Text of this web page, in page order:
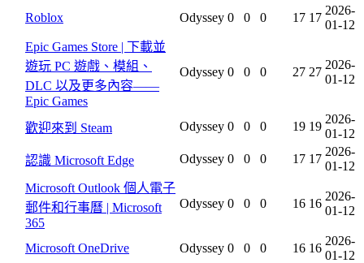
Roblox
Odyssey 0 0 0 17 17
2026-
01-12
Epic Games Store | 下載並
遊玩 PC 遊戲、模組、
DLC 以及更多內容——
Epic Games
Odyssey 0 0 0 27 27
2026-
01-12
歡迎來到 Steam Odyssey 0 0 0 19 19
2026-
01-12
認識 Microsoft Edge
Odyssey 0 0 0 17 17
2026-
01-12
Microsoft Outlook 個人電子
郵件和行事曆 | Microsoft
365
Odyssey 0 0 0 16 16
2026-
01-12
Microsoft OneDrive Odyssey 0 0 0 16 16
2026-
01-12